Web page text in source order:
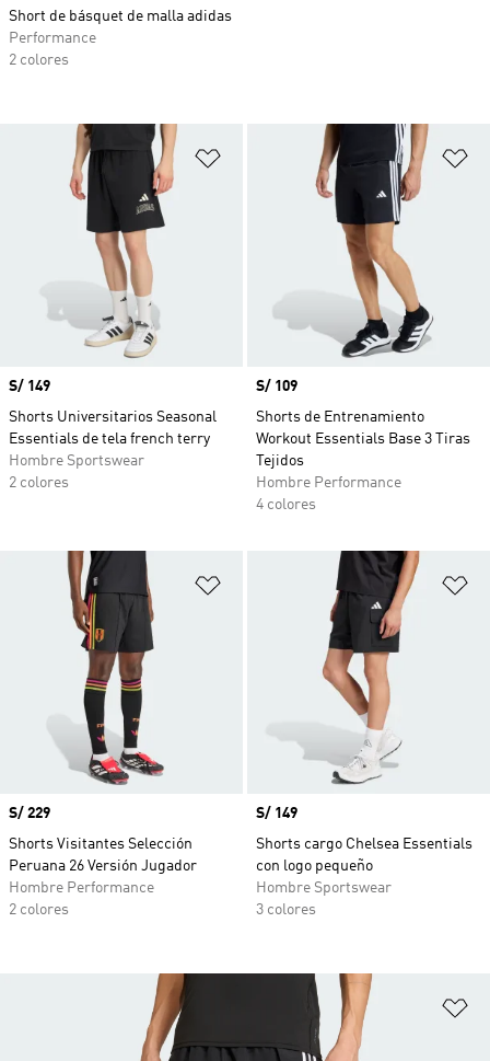
Añadir a la lista de deseos
Precio
S/ 149
Shorts Universitarios Seasonal
Essentials de tela french terry
Hombre Sportswear
2 colores
Precio
S/ 109
Shorts de Entrenamiento
Workout Essentials Base 3 Tiras
Tejidos
Hombre Performance
4 colores
Añadir a la lista de deseos
Precio
S/ 229
Shorts Visitantes Selección
Peruana 26 Versión Jugador
Hombre Performance
2 colores
Precio
S/ 149
Shorts cargo Chelsea Essentials
con logo pequeño
Hombre Sportswear
3 colores
Short de básquet de malla adidas
Performance
2 colores